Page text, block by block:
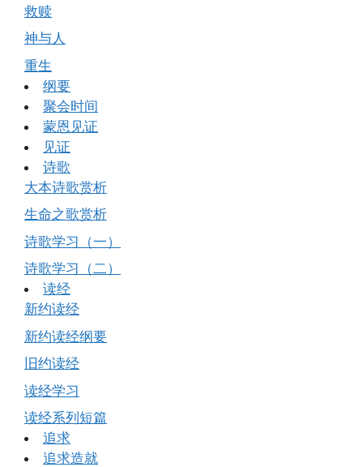
救赎
神与人
重生
纲要
聚会时间
蒙恩见证
见证
诗歌
大本诗歌赏析
生命之歌赏析
诗歌学习（一）
诗歌学习（二）
读经
新约读经
新约读经纲要
旧约读经
读经学习
读经系列短篇
追求
追求造就